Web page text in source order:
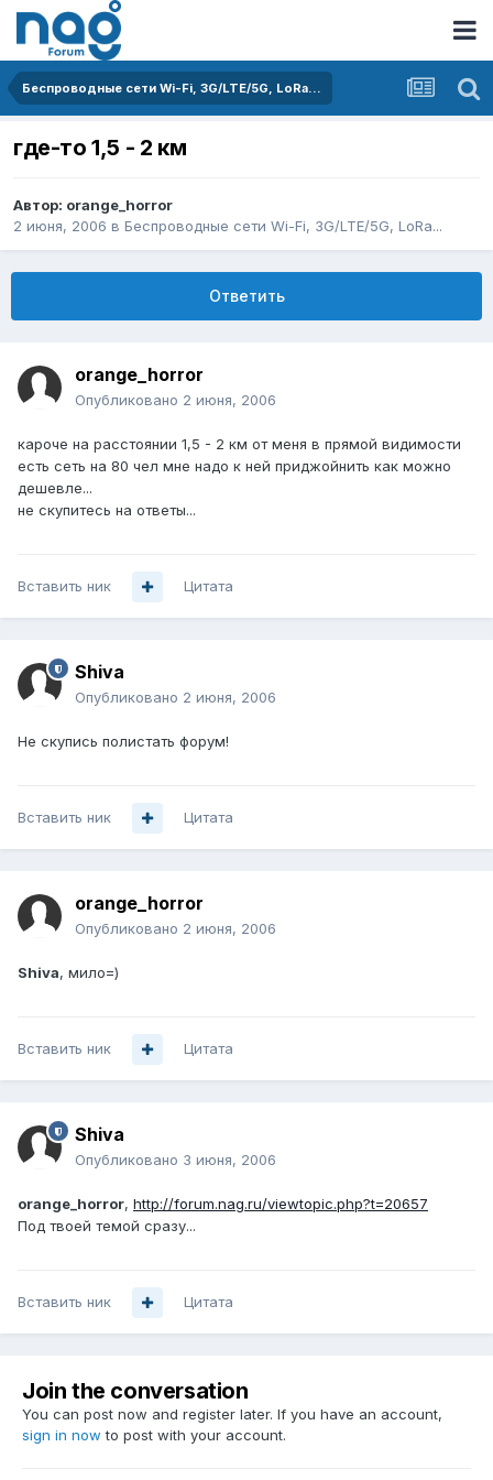
Беспроводные сети Wi-Fi, 3G/LTE/5G, LoRa...
где-то 1,5 - 2 км
Автор: orange_horror
2 июня, 2006 в Беспроводные сети Wi-Fi, 3G/LTE/5G, LoRa...
Ответить
orange_horror
Опубликовано 2 июня, 2006
кароче на расстоянии 1,5 - 2 км от меня в прямой видимости
есть сеть на 80 чел мне надо к ней приджойнить как можно
дешевле...
не скупитесь на ответы...
Вставить ник Цитата
Shiva
Опубликовано 2 июня, 2006
Не скупись полистать форум!
Вставить ник Цитата
orange_horror
Опубликовано 2 июня, 2006
Shiva, мило=)
Вставить ник Цитата
Shiva
Опубликовано 3 июня, 2006
orange_horror, http://forum.nag.ru/viewtopic.php?t=20657
Под твоей темой сразу...
Вставить ник Цитата
Join the conversation
You can post now and register later. If you have an account,
sign in now to post with your account.